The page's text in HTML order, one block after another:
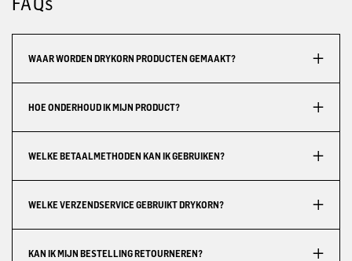
WAAR WORDEN DRYKORN PRODUCTEN GEMAAKT?
HOE ONDERHOUD IK MIJN PRODUCT?
WELKE BETAALMETHODEN KAN IK GEBRUIKEN?
WELKE VERZENDSERVICE GEBRUIKT DRYKORN?
KAN IK MIJN BESTELLING RETOURNEREN?